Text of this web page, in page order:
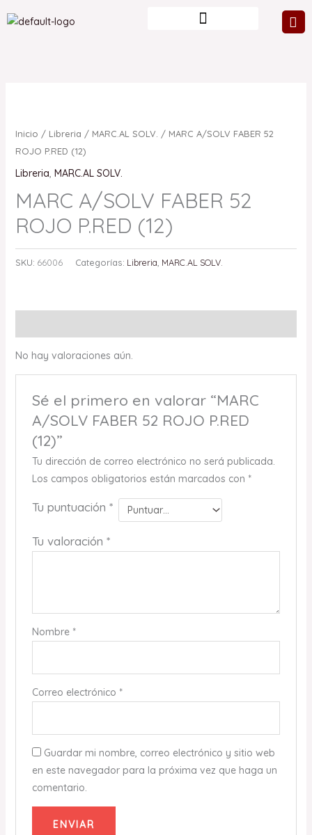
al
Inicio / Libreria / MARC.AL SOLV. / MARC A/SOLV FABER 52
ROJO P.RED (12)
Libreria, MARC.AL SOLV.
MARC A/SOLV FABER 52
ROJO P.RED (12)
SKU: 66006 Categorías: Libreria MARC.AL SOLV.
No hay valoraciones aún.
Sé el primero en valorar “MARC
A/SOLV FABER 52 ROJO P.RED
(12)”
Tu dirección de correo electrónico no será publicada.
Los campos obligatorios están marcados con *
Tu puntuación *
Tu valoración *
Nombre *
Correo electrónico *
Guardar mi nombre, correo electrónico y sitio web
en este navegador para la próxima vez que haga un
comentario.